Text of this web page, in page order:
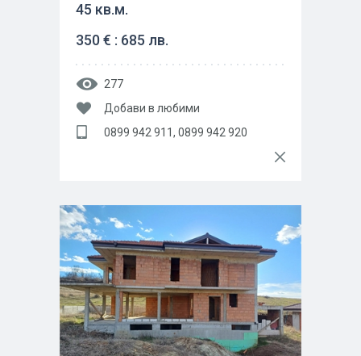
45 кв.м.
350 € : 685 лв.
277
Добави в любими
0899 942 911, 0899 942 920